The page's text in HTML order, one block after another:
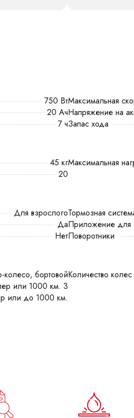
750 ВтМаксимальная
20 АчНапряжение на
7 чЗапас хода
45 кгМаксимальная
20
Для взрослогоТормозная
ДаПриложение для
НетПоворотники
или 1000 км. 3
или до 1000 км.
Количество колес